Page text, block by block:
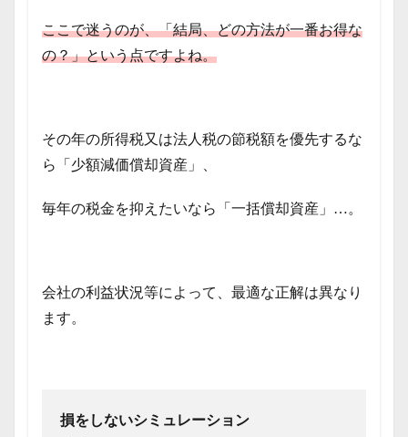
ここで迷うのが、「結局、どの方法が一番お得な
の？」という点ですよね。
その年の所得税又は法人税の節税額を優先するな
ら「少額減価償却資産」、
毎年の税金を抑えたいなら「一括償却資産」…。
会社の利益状況等によって、最適な正解は異なり
ます。
損をしないシミュレーション